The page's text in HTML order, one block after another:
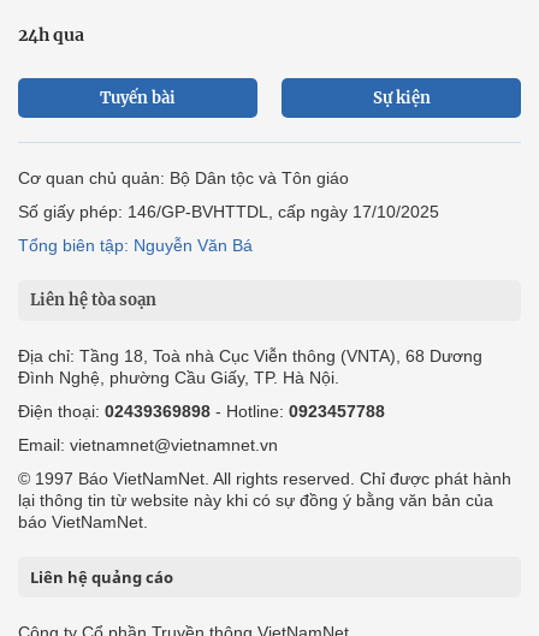
24h qua
Tuyến bài Sự kiện
Cơ quan chủ quản: Bộ Dân tộc và Tôn giáo
Số giấy phép: 146/GP-BVHTTDL, cấp ngày 17/10/2025
Tổng biên tập: Nguyễn Văn Bá
Liên hệ tòa soạn
Địa chỉ: Tầng 18, Toà nhà Cục Viễn thông (VNTA), 68 Dương
Đình Nghệ, phường Cầu Giấy, TP. Hà Nội.
Điện thoại: 02439369898 - Hotline: 0923457788
Email: vietnamnet@vietnamnet.vn
© 1997 Báo VietNamNet. All rights reserved. Chỉ được phát hành
lại thông tin từ website này khi có sự đồng ý bằng văn bản của
báo VietNamNet.
Liên hệ quảng cáo